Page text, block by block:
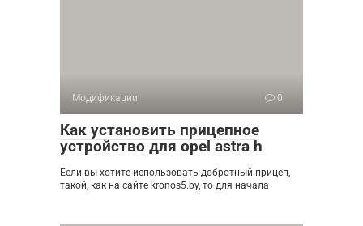
Модификации 0
Как установить прицепное
устройство для opel astra h
Если вы хотите использовать добротный прицеп,
такой, как на сайте kronos5.by, то для начала